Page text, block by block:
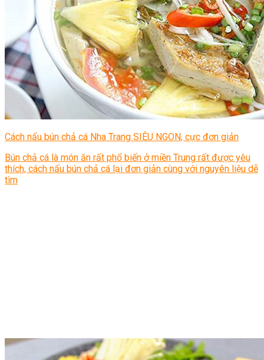
Cách nấu bún chả cá Nha Trang SIÊU NGON, cực đơn giản
Bún chả cá là món ăn rất phổ biến ở miền Trung rất được yêu
thích, cách nấu bún chả cá lại đơn giản cùng với nguyên liệu dễ
tìm